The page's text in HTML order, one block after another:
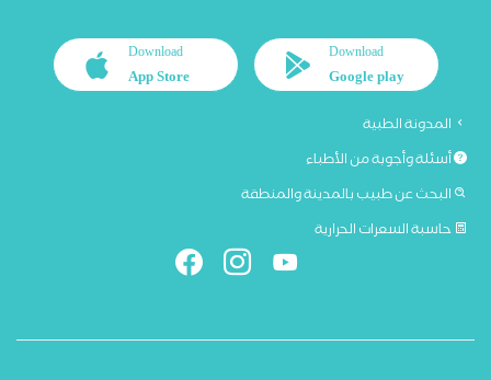
Download
Google play
Download
App Store
المدونة الطبية
أسئلة وأجوبة من الأطباء
البحث عن طبيب بالمدينة والمنطقة
حاسبة السعرات الحرارية